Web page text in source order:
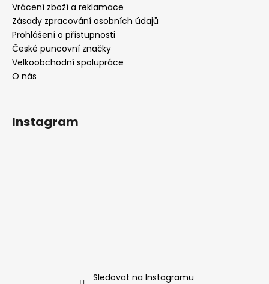
Vrácení zboží a reklamace
Zásady zpracování osobních údajů
Prohlášení o přístupnosti
České puncovní značky
Velkoobchodní spolupráce
O nás
Instagram
Sledovat na Instagramu